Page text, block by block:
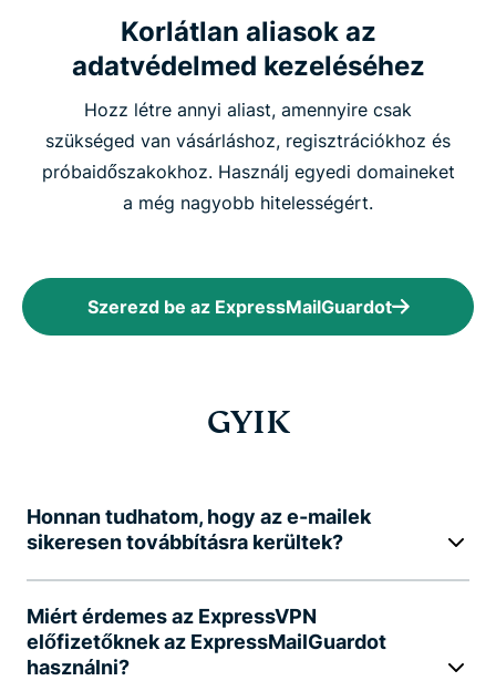
Korlátlan aliasok az
adatvédelmed kezeléséhez
Hozz létre annyi aliast, amennyire csak
szükséged van vásárláshoz, regisztrációkhoz és
próbaidőszakokhoz. Használj egyedi domaineket
a még nagyobb hitelességért.
Szerezd be az ExpressMailGuardot
GYIK
Honnan tudhatom, hogy az e-mailek
sikeresen továbbításra kerültek?
Miért érdemes az ExpressVPN
előfizetőknek az ExpressMailGuardot
használni?